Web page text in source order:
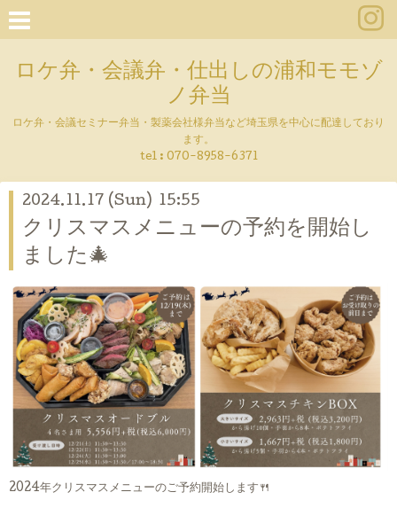
ロケ弁・会議弁・仕出しの浦和モモゾ
ノ弁当
ロケ弁・会議セミナー弁当・製薬会社様弁当など埼玉県を中心に配達しており
ます。
tel : 070-8958-6371
2024.11.17 (Sun) 15:55
クリスマスメニューの予約を開始し
ました🎄
2024年クリスマスメニューのご予約開始します🍴